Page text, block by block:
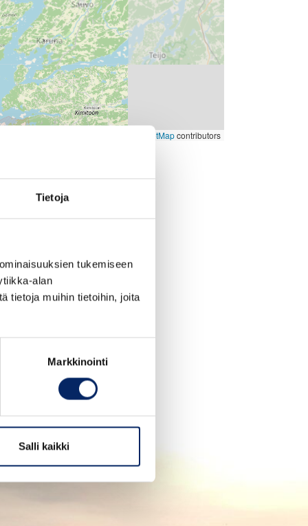
Tietoja
tukemiseen
alan
tietoja muihin tietoihin, joita
Markkinointi
Salli kaikki
OpenStreetMapcontributors